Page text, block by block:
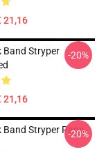
21,16
Band Stryper
21,16
-20%
Band Stryper Papa
-20%